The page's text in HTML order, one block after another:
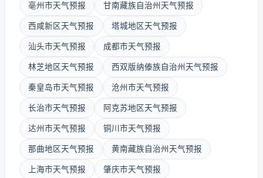
亳州市天气预报 甘南藏族自治州天气预报
西咸新区天气预报 塔城地区天气预报
汕头市天气预报 成都市天气预报
林芝地区天气预报 西双版纳傣族自治州天气预报
秦皇岛市天气预报 沧州市天气预报
长治市天气预报 阿克苏地区天气预报
达州市天气预报 铜川市天气预报
那曲地区天气预报 黄南藏族自治州天气预报
上海市天气预报 肇庆市天气预报